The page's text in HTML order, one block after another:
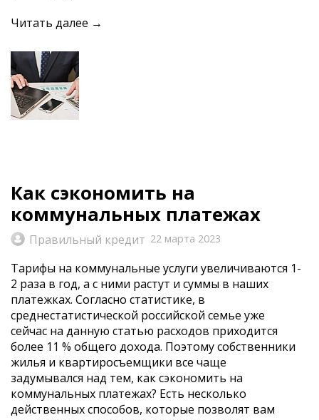
Читать далее →
Как сэкономить на
коммунальных платежах
Правильный кредит 22 марта 2023
Тарифы на коммунальные услуги увеличиваются 1-
2 раза в год, а с ними растут и суммы в наших
платежках. Согласно статистике, в
среднестатистической российской семье уже
сейчас на данную статью расходов приходится
более 11 % общего дохода. Поэтому собственники
жилья и квартиросъемщики все чаще
задумывался над тем, как сэкономить на
коммунальных платежах? Есть несколько
действенных способов, которые позволят вам